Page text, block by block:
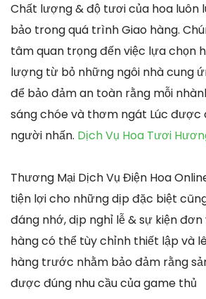
Chất lượng & độ tươi của hoa luôn
bảo trong quá trình Giao hàng.
tâm quan trọng đến việc lựa chọn
lượng từ bỏ những ngôi nhà cung
để bảo đảm an toàn rằng mỗi
sáng chóe và thơm ngát Lúc được
người nhấn. Dịch Vụ Hoa Tươi
Thương Mại Dịch Vụ Điện Hoa
tiện lợi cho những dịp đặc biệt
đáng nhớ, dịp nghỉ lễ & sự kiện đơn
hàng có thể tùy chỉnh thiết lập và
hàng trước nhằm bảo đảm rằng
được đúng nhu cầu của game thủ